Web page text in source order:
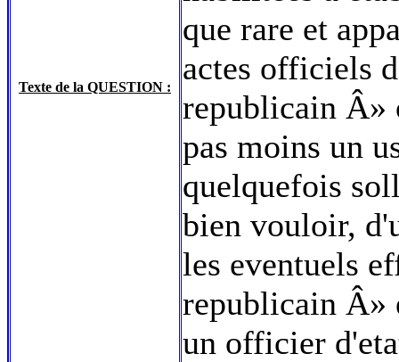
Texte de la QUESTION :
que rare et
actes officiels
republicain Â»
pas moins un
quelquefois
bien vouloir,
les eventuels
republicain Â»
un officier